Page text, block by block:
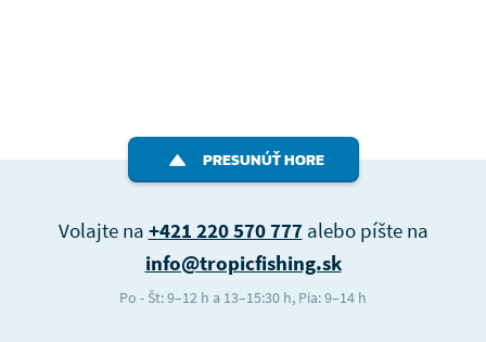
PRESUNÚŤ HORE
Volajte na +421 220 570 777alebo píšte na
info@tropicfishing.sk
Po - Št: 9–12 h a 13–15:30 h, Pia: 9–14 h